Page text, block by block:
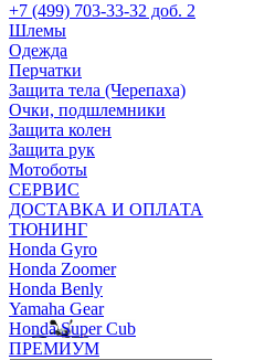
+7 (499) 703-33-32 доб. 2
Шлемы
Одежда
Перчатки
Защита тела (Черепаха)
Очки, подшлемники
Защита колен
Защита рук
Мотоботы
СЕРВИС
ДОСТАВКА И ОПЛАТА
ТЮНИНГ
Honda Gyro
Honda Zoomer
Honda Benly
Yamaha Gear
Honda Super Cub
ПРЕМИУМ